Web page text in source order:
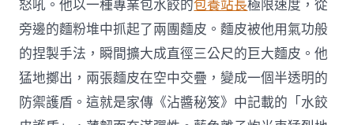
怒吼。他以一種專業包水餃的包養站長極限速度，從
旁邊的麵粉堆中抓起了兩團麵皮。麵皮被他用氣功般
的捏製手法，瞬間擴大成直徑三公尺的巨大麵皮。他
猛地擲出，兩張麵皮在空中交疊，變成一個半透明的
防禦護盾。這就是家傳《沾醬秘笈》中記載的「水餃